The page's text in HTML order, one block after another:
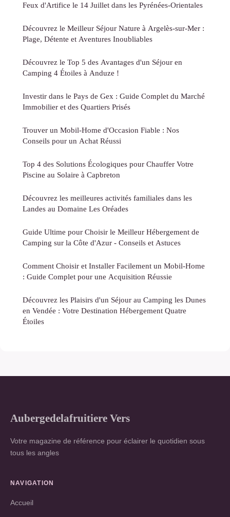
Feux d'Artifice le 14 Juillet dans les Pyrénées-Orientales
Découvrez le Meilleur Séjour Nature à Argelès-sur-Mer :
Plage, Détente et Aventures Inoubliables
Découvrez le Top 5 des Avantages d'un Séjour en
Camping 4 Étoiles à Anduze !
Investir dans le Pays de Gex : Guide Complet du Marché
Immobilier et des Quartiers Prisés
Trouver un Mobil-Home d'Occasion Fiable : Nos
Conseils pour un Achat Réussi
Top 4 des Solutions Écologiques pour Chauffer Votre
Piscine au Solaire à Capbreton
Découvrez les meilleures activités familiales dans les
Landes au Domaine Les Oréades
Guide Ultime pour Choisir le Meilleur Hébergement de
Camping sur la Côte d'Azur - Conseils et Astuces
Comment Choisir et Installer Facilement un Mobil-Home
: Guide Complet pour une Acquisition Réussie
Découvrez les Plaisirs d'un Séjour au Camping les Dunes
en Vendée : Votre Destination Hébergement Quatre
Étoiles
Aubergedelafruitiere Vers
Votre magazine de référence pour éclairer le quotidien sous
tous les angles
NAVIGATION
Accueil